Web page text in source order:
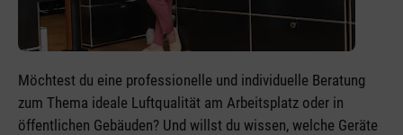
Möchtest du eine professionelle und individuelle Beratung
zum Thema ideale Luftqualität am Arbeitsplatz oder in
öffentlichen Gebäuden? Und willst du wissen, welche Geräte